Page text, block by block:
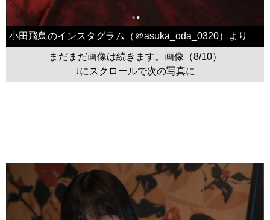
小田飛鳥のインスタグラム（＠asuka_oda_0320）より
まだまだ画像は続きます。画像（8/10）
↓にスクロールで次の写真に